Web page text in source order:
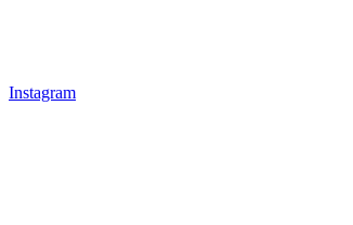
Instagram